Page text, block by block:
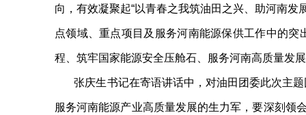
向，有效凝聚起“以青春之我筑油田之兴、助河南
点领域、重点项目及服务河南能源保供工作中的
程、筑牢国家能源安全压舱石、服务河南高质量发
张庆生书记在寄语讲话中，对油田团委此次主题
服务河南能源产业高质量发展的生力军，要深刻领